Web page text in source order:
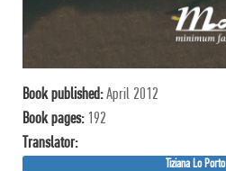
Book published:April 2012
Book pages: 192
Translator:
Tiziana Lo Porto